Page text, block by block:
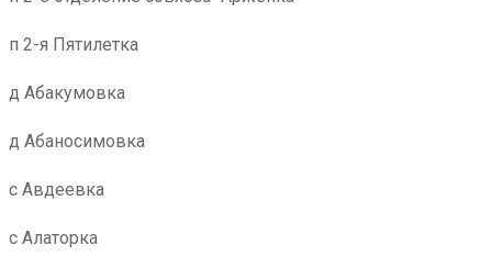
п 2-я Пятилетка
д Абакумовка
д Абаносимовка
с Авдеевка
с Алаторка